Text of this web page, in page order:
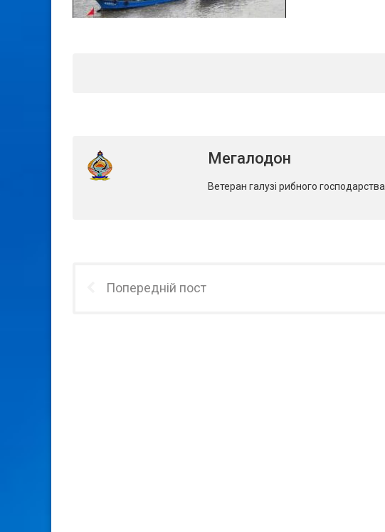
Мегалодон
Ветеран галузі рибного господарства
Попередній пост